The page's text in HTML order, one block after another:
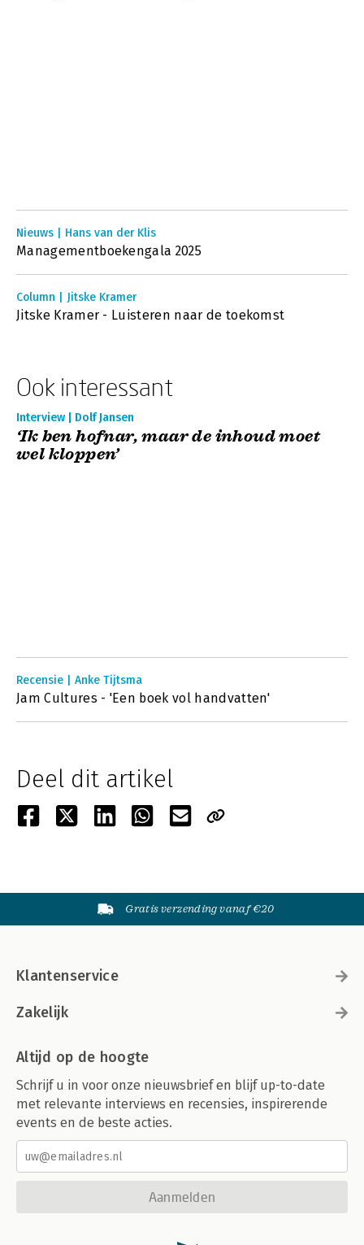
Nieuws | Hans van der Klis
Managementboekengala 2025
Column | Jitske Kramer
Jitske Kramer - Luisteren naar de toekomst
Ook interessant
Interview | Dolf Jansen
‘Ik ben hofnar, maar de inhoud moet
wel kloppen’
Recensie | Anke Tijtsma
Jam Cultures - 'Een boek vol handvatten'
Deel dit artikel
Gratis verzending vanaf €20
Klantenservice
Zakelijk
Altijd op de hoogte
Schrijf u in voor onze nieuwsbrief en blijf up-to-date
met relevante interviews en recensies, inspirerende
events en de beste acties.
Aanmelden